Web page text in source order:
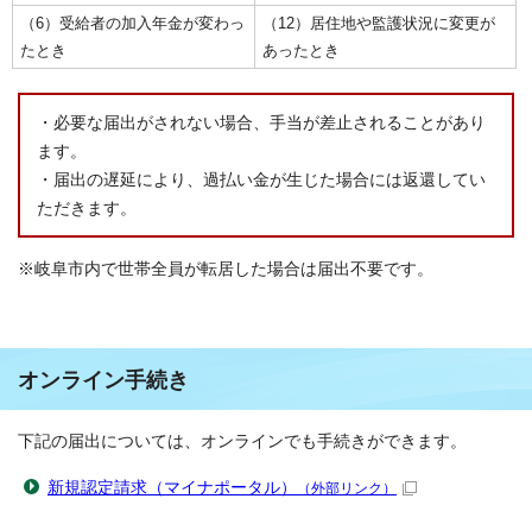
（6）受給者の加入年金が変わっ
たとき
（12）居住地や監護状況に変更が
あったとき
・必要な届出がされない場合、手当が差止されることがあり
ます。
・届出の遅延により、過払い金が生じた場合には返還してい
ただきます。
※岐阜市内で世帯全員が転居した場合は届出不要です。
オンライン手続き
下記の届出については、オンラインでも手続きができます。
新規認定請求（マイナポータル） （外部リンク）